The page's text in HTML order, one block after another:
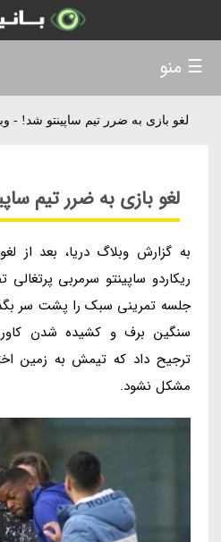
لغو بازی به ضرر تیم ساپینتو شد! -
لغو بازی به ضرر تیم
به گزارش وبلاگ دریا، بعد از
ریکاردو ساپینتو سرمربی
جلسه تمرینی سبک را پشت سر
سنگین برف و کشیده شدن
ترجیح داد که تیمش به زمین
مشکل نشود.
☰ منو